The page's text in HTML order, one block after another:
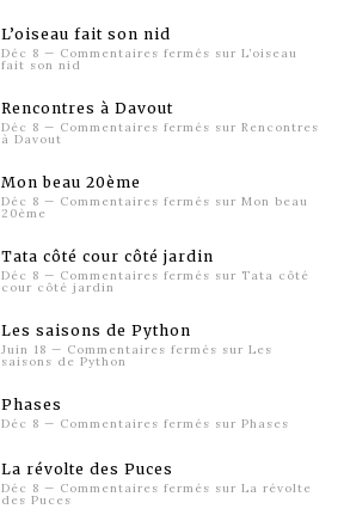
L’oiseau fait son nid
Déc 8 — Commentaires fermés sur L’oiseau
fait son nid
Rencontres à Davout
Déc 8 — Commentaires fermés sur Rencontres
à Davout
Mon beau 20ème
Déc 8 — Commentaires fermés sur Mon beau
20ème
Tata côté cour côté jardin
Déc 8 — Commentaires fermés sur Tata côté
cour côté jardin
Les saisons de Python
Juin 18 — Commentaires fermés sur Les
saisons de Python
Phases
Déc 8 — Commentaires fermés sur Phases
La révolte des Puces
Déc 8 — Commentaires fermés sur La révolte
des Puces